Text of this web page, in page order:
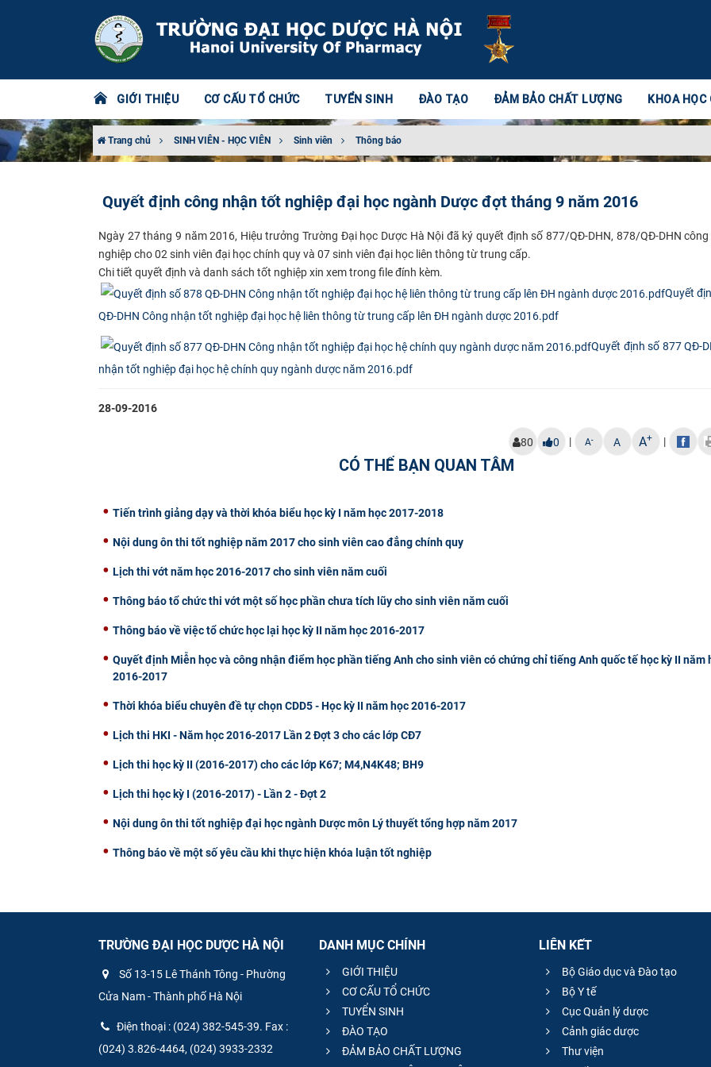
GIỚI THIỆU CƠ CẤU TỔ CHỨC TUYỂN SINH ĐÀO TẠO ĐẢM BẢO CHẤT LƯỢNG KHOA HỌC
Trang chủ SINH VIÊN - HỌC VIÊN Sinh viên Thông báo
Quyết định công nhận tốt nghiệp đại học ngành Dược đợt tháng 9 năm 2016
Ngày 27 tháng 9 năm 2016, Hiệu trưởng Trường Đại học Dược Hà Nội đã ký quyết định số 877/QĐ-DHN, 878/QĐ-DHN
nghiệp cho 02 sinh viên đại học chính quy và 07 sinh viên đại học liên thông từ trung cấp.
Chi tiết quyết định và danh sách tốt nghiệp xin xem trong file đính kèm.
Quyết
QĐ-DHN Công nhận tốt nghiệp đại học hệ liên thông từ trung cấp lên ĐH ngành dược 2016.pdf
Quyết định số 877 QĐ-
nhận tốt nghiệp đại học hệ chính quy ngành dược năm 2016.pdf
28-09-2016
80 0 | A- A A+ |
CÓ THỂ BẠN QUAN TÂM
Tiến trình giảng dạy và thời khóa biểu học kỳ I năm học 2017-2018
Nội dung ôn thi tốt nghiệp năm 2017 cho sinh viên cao đẳng chính quy
Lịch thi vớt năm học 2016-2017 cho sinh viên năm cuối
Thông báo tổ chức thi vớt một số học phần chưa tích lũy cho sinh viên năm cuối
Thông báo về việc tổ chức học lại học kỳ II năm học 2016-2017
Quyết định Miễn học và công nhận điểm học phần tiếng Anh cho sinh viên có chứng chỉ tiếng Anh quốc tế học kỳ II năm
2016-2017
Thời khóa biểu chuyên đề tự chọn CDD5 - Học kỳ II năm học 2016-2017
Lịch thi HKI - Năm học 2016-2017 Lần 2 Đợt 3 cho các lớp CĐ7
Lịch thi học kỳ II (2016-2017) cho các lớp K67; M4,N4K48; BH9
Lịch thi học kỳ I (2016-2017) - Lần 2 - Đợt 2
Nội dung ôn thi tốt nghiệp đại học ngành Dược môn Lý thuyết tổng hợp năm 2017
Thông báo về một số yêu cầu khi thực hiện khóa luận tốt nghiệp
TRƯỜNG ĐẠI HỌC DƯỢC HÀ NỘI
Số 13-15 Lê Thánh Tông - Phường
Cửa Nam - Thành phố Hà Nội
Điện thoại : (024) 382-545-39. Fax :
(024) 3.826-4464, (024) 3933-2332
DANH MỤC CHÍNH
GIỚI THIỆU
CƠ CẤU TỔ CHỨC
TUYỂN SINH
ĐÀO TẠO
ĐẢM BẢO CHẤT LƯỢNG
LIÊN KẾT
Bộ Giáo dục và Đào tạo
Bộ Y tế
Cục Quản lý dược
Cảnh giác dược
Thư viện